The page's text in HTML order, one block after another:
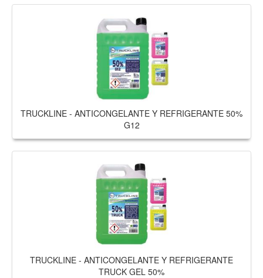
TRUCKLINE - ANTICONGELANTE Y REFRIGERANTE 50%
G12
TRUCKLINE - ANTICONGELANTE Y REFRIGERANTE
TRUCK GEL 50%